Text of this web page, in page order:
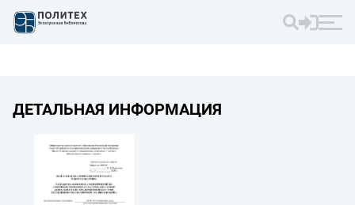
ДЕТАЛЬНАЯ ИНФОРМАЦИЯ